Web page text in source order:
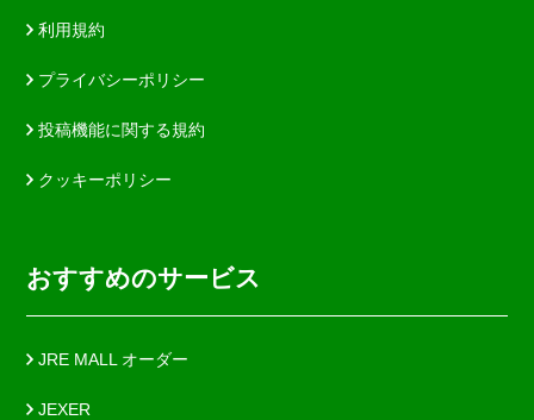
利用規約
プライバシーポリシー
投稿機能に関する規約
クッキーポリシー
おすすめのサービス
JRE MALL オーダー
JEXER